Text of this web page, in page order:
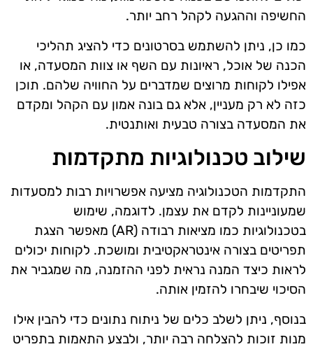
החשיפה וההגעה לקהל רחב יותר.
כמו כן, ניתן להשתמש בסרטונים כדי להציג תהליכי
הכנה של אוכל, ראיונות עם השף או צוות המסעדה, או
אפילו לקוחות מרוצים שמדברים על החוויה שלהם. תוכן
כזה לא רק מעניין, אלא גם בונה אמון עם הקהל ומקדם
את המסעדה בצורה טבעית ואותנטית.
שילוב טכנולוגיות מתקדמות
התקדמות הטכנולוגיה מציעה אפשרויות רבות למסעדות
שמעוניינות לקדם את עצמן. לדוגמה, שימוש
בטכנולוגיות כמו מציאות רבודה (AR) מאפשר הצגת
תפריטים בצורה אינטראקטיבית ומושכת. לקוחות יכולים
לראות כיצד המנה נראית לפני ההזמנה, מה שמגביר את
הסיכוי שיבחרו להזמין אותה.
בנוסף, ניתן לשלב כלים של ניתוח נתונים כדי להבין אילו
מנות זוכות להצלחה רבה יותר, ולבצע התאמות בתפריט